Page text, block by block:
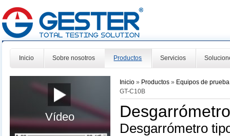
Inicio Sobre nosotros Productos Servicios
Vídeo
Inicio » Productos» Equipos de
GT-C10B
Desgarrómetro